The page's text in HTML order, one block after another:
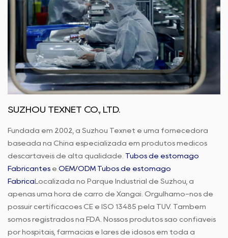
SUZHOU TEXNET CO., LTD.
Fundada em 2002, a Suzhou Texnet é uma fornecedora
baseada na China especializada em produtos médicos
descartáveis de alta qualidade. Tubos de estômago
Fabricantes e OEM/ODM Tubos de estômago
Fábrica Localizada no Parque Industrial de Suzhou, a
apenas uma hora de carro de Xangai. Orgulhamo-nos de
possuir certificações CE e ISO 13485 pela TUV. Também
somos registrados na FDA. Nossos produtos são confiáveis
por hospitais, farmácias e lares de idosos em toda a